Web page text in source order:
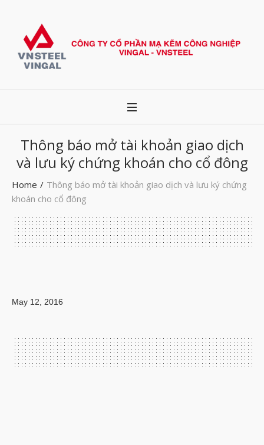
Thông báo mở tài khoản giao dịch
và lưu ký chứng khoán cho cổ đông
Home / Thông báo mở tài khoản giao dịch và lưu ký chứng
khoán cho cổ đông
May 12, 2016